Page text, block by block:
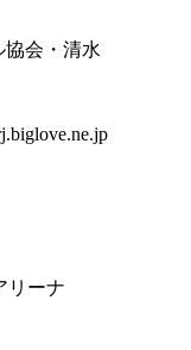
会・清水
リーナ